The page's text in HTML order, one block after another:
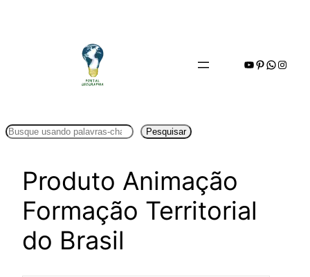
Youtube
Pinterest
Pesquisar Pesquisar
Produto Animação
Formação Territorial
do Brasil